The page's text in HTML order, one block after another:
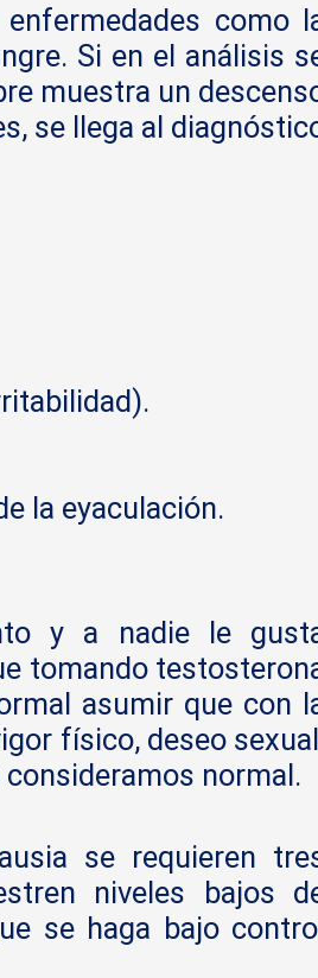
como
Si en el análisis
muestra un
se llega al
la eyaculación.
y a nadie le
tomando
asumir que con
físico, deseo
normal.
se requieren
niveles bajos
se haga bajo